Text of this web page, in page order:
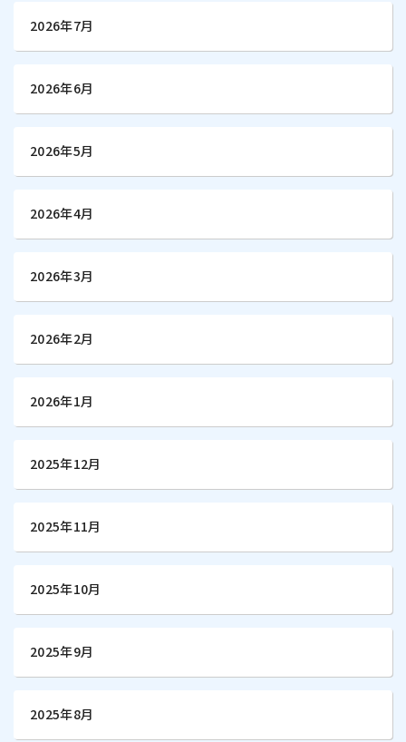
2026年7月
2026年6月
2026年5月
2026年4月
2026年3月
2026年2月
2026年1月
2025年12月
2025年11月
2025年10月
2025年9月
2025年8月